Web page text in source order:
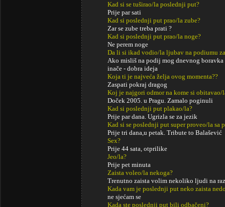
Kad si se tuširao/la poslednji put?
Prije par sati
Kad si poslednji put prao/la zube?
Zar se zube treba prati ?
Kad si poslednji put prao/la noge?
Ne perem noge
Da li si ikad vodio/la ljubav na podiumu
Ako misliš na podij mog dnevnog
inače - dobra ideja
Koja ti je najveća želja ovog momenta??
Zaspati pokraj dragog
Koj je najgori odmor na kome si obitavao/
Doček 2005. u Pragu. Zamalo poginuli
Kad si poslednji put plakao/la?
Prije par dana. Ugrizla se za jezik
Kad si se poslednji put super proveo/la sa
Prije tri dana,u petak. Tribute to Balašević
Sex?
Prije 44 sata, otprilike
Jeo/la?
Prije pet minuta
Zaista voleo/la nekoga?
Trenutno zaista volim nekoliko ljudi na
Kada vam je poslednji put neko zaista
ne sjećam se
Kada ste poslednji put bili odbačeni?